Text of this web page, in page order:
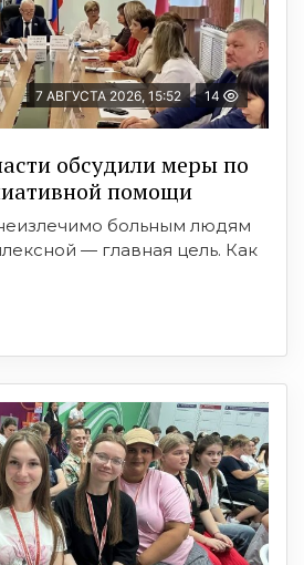
7 АВГУСТА 2026, 15:52 14
обсудили меры по
помощи
больным людям
— главная цель. Как